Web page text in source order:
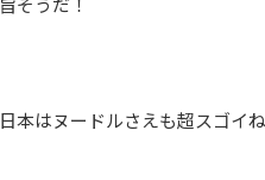
日本はヌードルさえも超スゴイ